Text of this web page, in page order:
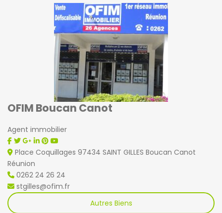
OFIM Boucan Canot
Agent immobilier
Place Coquillages 97434 SAINT GILLES Boucan Canot
Réunion
0262 24 26 24
stgilles@ofim.fr
Autres Biens